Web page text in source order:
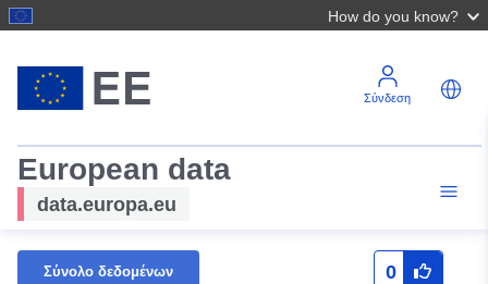
How do you know?
Σύνδεση
European data
data.europa.eu
Σύνολο δεδομένων 0